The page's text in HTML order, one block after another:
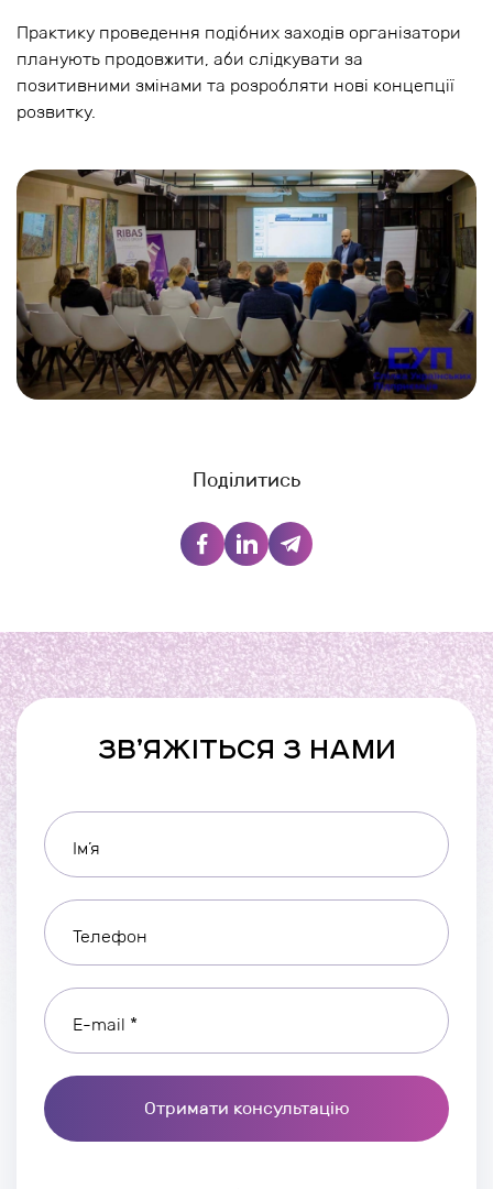
Практику проведення подібних заходів організатори
планують продовжити, аби слідкувати за
позитивними змінами та розробляти нові концепції
розвитку.
Поділитись
ЗВ’ЯЖІТЬСЯ З НАМИ
Ім’я
Телефон
E-mail *
Отримати консультацію